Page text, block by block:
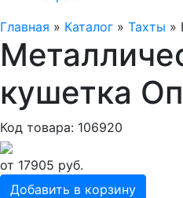
Главная » Каталог » Тахты »
кушетка
Код товара: 106920
от 17905 руб.
Добавить в корзину